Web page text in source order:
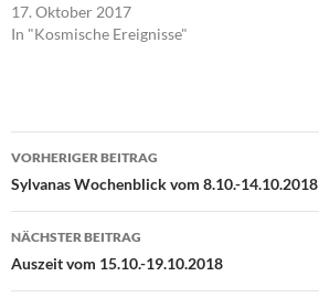
17. Oktober 2017
In "Kosmische Ereignisse"
Beitragsnavigation
VORHERIGER BEITRAG
Sylvanas Wochenblick vom 8.10.-14.10.2018
NÄCHSTER BEITRAG
Auszeit vom 15.10.-19.10.2018